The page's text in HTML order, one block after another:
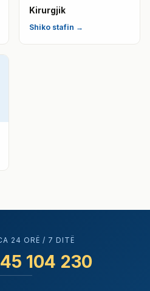
Kirurgjik
Shiko stafin →
24 ORË / 7 DITË
104 230